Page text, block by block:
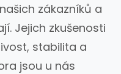
zákazníků a
Jejich zkušenosti
stabilita a
jsou u nás